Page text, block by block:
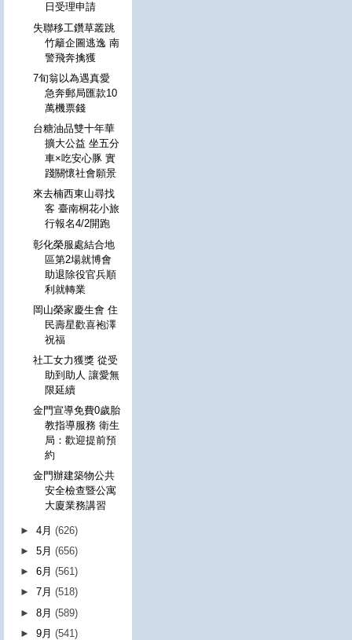
日受理申請
失聯移工鑽草叢跳
竹籬企圖逃逸 南
警飛奔擒獲
7旬翁以為遇真愛
急奔郵局匯款10
萬機票錢
台糖油品雙十年華
擴大公益 坐五分
車×吃安心豚 實
踐關懷社會願景
來去楠西東山尋找
客 臺南桐花小旅
行報名4/2開跑
彰化榮服處結合地
區第2場就博會
助退除役官兵順
利就轉業
岡山榮家慶生會 住
民壽星歡喜袍澤
祝福
社工女力獲獎 從受
助到助人 讓愛無
限延續
金門宣導免費0歲胎
教指導服務 衛生
局：歡迎提前預
約
金門辦建築物公共
安全檢查暨公寓
大廈業務講習
►4月(626)
►5月(656)
►6月(561)
►7月(518)
►8月(589)
►9月(541)